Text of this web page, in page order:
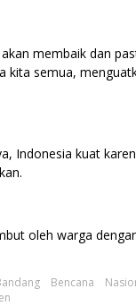
membaik dan
kita semua,
Indonesia kuat
oleh warga
Bencana